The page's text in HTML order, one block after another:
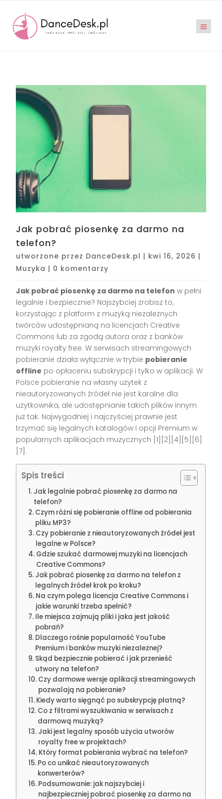
Jak pobrać piosenkę za darmo na
telefon?
utworzone przez DanceDesk.pl | kwi 16, 2026 |
Muzyka | 0 komentarzy
Jak pobrać piosenkę za darmo na telefon w pełni
legalnie i bezpiecznie? Najszybciej zrobisz to,
korzystając z platform z muzyką niezależnych
twórców udostępnianą na licencjach Creative
Commons lub za zgodą autora oraz z banków
muzyki royalty free. W serwisach streamingowych
pobieranie działa wyłącznie w trybie pobieranie
offline po opłaceniu subskrypcji i tylko w aplikacji. W
Polsce pobieranie na własny użytek z
nieautoryzowanych źródeł nie jest karalne dla
użytkownika, ale udostępnianie takich plików innym
już tak. Najwygodniej i najczyściej prawnie jest
trzymać się legalnych katalogów i opcji Premium w
popularnych aplikacjach muzycznych [1][2][4][5][6]
[7].
Spis treści
Jak legalnie pobrać piosenkę za darmo na
telefon?
Czym różni się pobieranie offline od pobierania
pliku MP3?
Czy pobieranie z nieautoryzowanych źródeł jest
legalne w Polsce?
Gdzie szukać darmowej muzyki na licencjach
Creative Commons?
Jak pobrać piosenkę za darmo na telefon z
legalnych źródeł krok po kroku?
Na czym polega licencja Creative Commons i
jakie warunki trzeba spełnić?
Ile miejsca zajmują pliki i jaka jest jakość
pobrań?
Dlaczego rośnie popularność YouTube
Premium i banków muzyki niezależnej?
Skąd bezpiecznie pobierać i jak przenieść
utwory na telefon?
Czy darmowe wersje aplikacji streamingowych
pozwalają na pobieranie?
Kiedy warto sięgnąć po subskrypcję płatną?
Co z filtrami wyszukiwania w serwisach z
darmową muzyką?
Jaki jest legalny sposób użycia utworów
royalty free w projektach?
Który format pobierania wybrać na telefon?
Po co unikać nieautoryzowanych
konwerterów?
Podsumowanie: jak najszybciej i
najbezpieczniej pobrać piosenkę za darmo na